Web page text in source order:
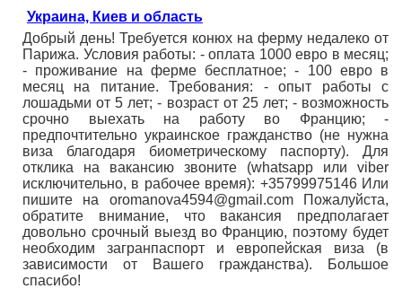
Украина, Киев и область
Добрый день! Требуется конюх на ферму недалеко от
Парижа. Условия работы: - оплата 1000 евро в месяц;
- проживание на ферме бесплатное; - 100 евро в
месяц на питание. Требования: - опыт работы с
лошадьми от 5 лет; - возраст от 25 лет; - возможность
срочно выехать на работу во Францию; -
предпочтительно украинское гражданство (не нужна
виза благодаря биометрическому паспорту). Для
отклика на вакансию звоните (whatsapp или viber
исключительно, в рабочее время): +35799975146 Или
пишите на oromanova4594@gmail.com Пожалуйста,
обратите внимание, что вакансия предполагает
довольно срочный выезд во Францию, поэтому будет
необходим загранпаспорт и европейская виза (в
зависимости от Вашего гражданства). Большое
спасибо!